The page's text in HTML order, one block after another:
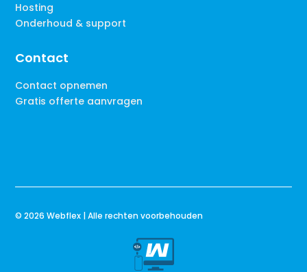
Hosting
Onderhoud & support
Contact
Contact opnemen
Gratis offerte aanvragen
© 2026 Webflex | Alle rechten voorbehouden